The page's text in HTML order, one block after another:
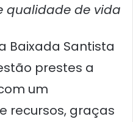
qualidade de vida
Baixada Santista
prestes a
um
recursos, graças